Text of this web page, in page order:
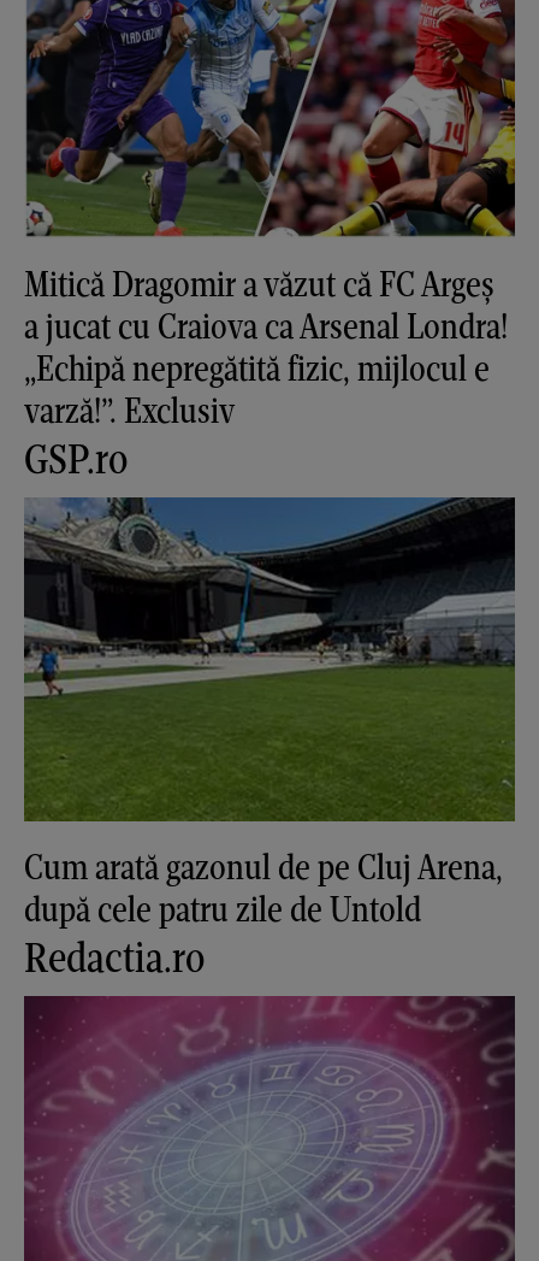
Mitică Dragomir a văzut că FC Argeș
a jucat cu Craiova ca Arsenal Londra!
„Echipă nepregătită fizic, mijlocul e
varză!”. Exclusiv
GSP.ro
Cum arată gazonul de pe Cluj Arena,
după cele patru zile de Untold
Redactia.ro